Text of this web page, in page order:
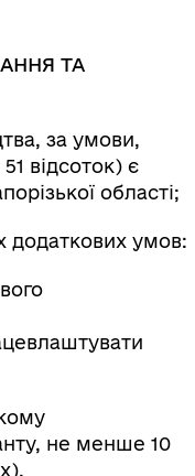
ТА
за умови,
відсоток) є
області;
додаткових умов:
не менше 10